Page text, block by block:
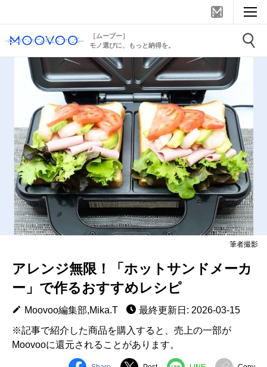
［ムーブー］
モノ選びに、もっと納得を。
筆者撮影
アレンジ無限！「ホットサンドメーカ
ー」で作るおすすめレシピ
Moovoo編集部,Mika.T
最終更新日: 2026-03-15
※記事で紹介した商品を購入すると、売上の一部が
Moovooに還元されることがあります。